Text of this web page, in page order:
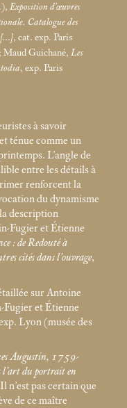
Exposition d’œuvres
Catalogue des
[…], cat. exp. Paris
; Maud Guichané, Les
, exp. Paris
à savoir
ténue comme un
L’angle de
entre les détails à
renforcent la
du dynamisme
description
Fugier et Étienne
: de Redouté à
cités dans l’ouvrage,
sur Antoine
et Étienne
Lyon (musée des
Augustin, 1759-
l’art du portrait en
n’est pas certain que
de ce maître